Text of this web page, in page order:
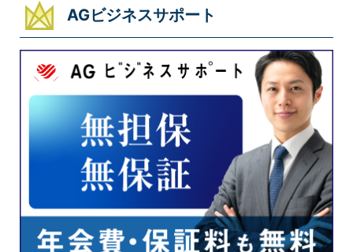
AGビジネスサポート